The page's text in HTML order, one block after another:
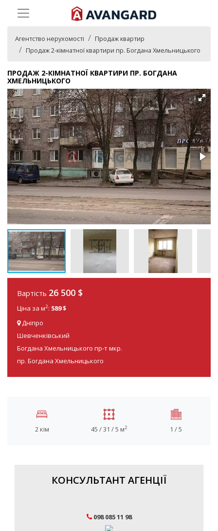
Агентство нерухомості
Продаж квартир
Продаж 2-кімнатної квартири пр. Богдана Хмельницького
ПРОДАЖ 2-КІМНАТНОЇ КВАРТИРИ ПР. БОГДАНА
ХМЕЛЬНИЦЬКОГО
Вартість 26 500 $
Ціна за м2: 589 $
Дніпро
Шевченківський
Богдана Хмельницького пр-т мкр.
пр. Богдана Хмельницького
2 кім 45 / 31 / 5 м2 1 / 5
КОНСУЛЬТАНТ АГЕНЦІЇ
098 085 11 98